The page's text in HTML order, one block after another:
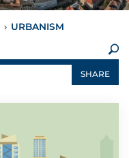
› URBANISM
×
SHARE